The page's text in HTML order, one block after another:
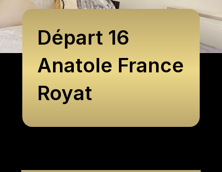
Départ 16
Anatole France
Royat